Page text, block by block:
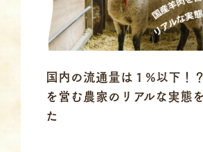
国内の流通量は１%以下！
を営む農家のリアルな実態
た